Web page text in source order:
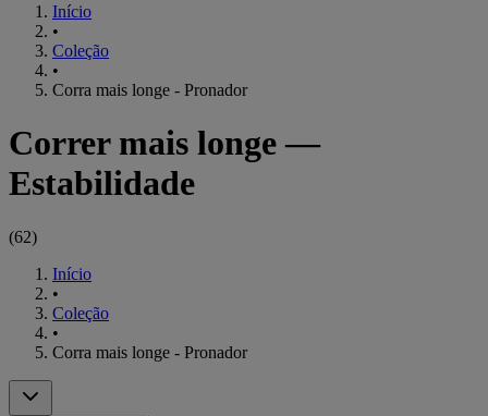
Início
•
Coleção
•
Corra mais longe - Pronador
Correr mais longe —
Estabilidade
(62)
Início
•
Coleção
•
Corra mais longe - Pronador